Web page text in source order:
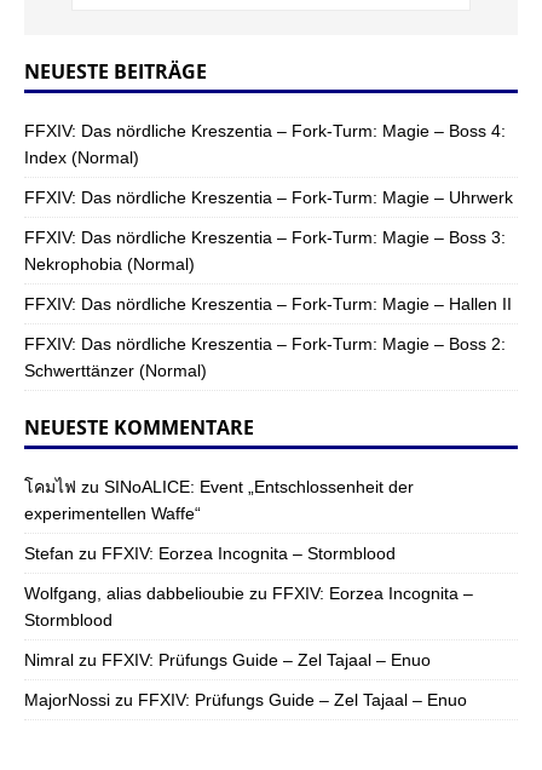
NEUESTE BEITRÄGE
FFXIV: Das nördliche Kreszentia – Fork-Turm: Magie – Boss 4:
Index (Normal)
FFXIV: Das nördliche Kreszentia – Fork-Turm: Magie – Uhrwerk
FFXIV: Das nördliche Kreszentia – Fork-Turm: Magie – Boss 3:
Nekrophobia (Normal)
FFXIV: Das nördliche Kreszentia – Fork-Turm: Magie – Hallen II
FFXIV: Das nördliche Kreszentia – Fork-Turm: Magie – Boss 2:
Schwerttänzer (Normal)
NEUESTE KOMMENTARE
โคมไฟ zu SINoALICE: Event „Entschlossenheit der
experimentellen Waffe“
Stefan zu FFXIV: Eorzea Incognita – Stormblood
Wolfgang, alias dabbelioubie zu FFXIV: Eorzea Incognita –
Stormblood
Nimral zu FFXIV: Prüfungs Guide – Zel Tajaal – Enuo
MajorNossi zu FFXIV: Prüfungs Guide – Zel Tajaal – Enuo